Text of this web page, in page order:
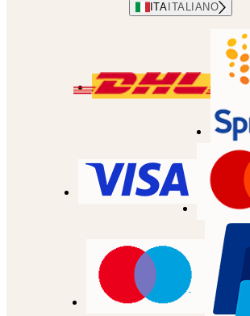
ITA ITALIANO